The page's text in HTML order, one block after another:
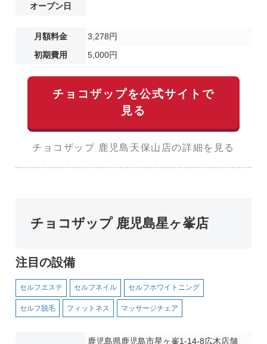
オープン日
月額料金
3,278円
初期費用
5,000円
チョコザップを公式サイトで
見る
チョコザップ 鹿児島天保山店の詳細を見る
チョコザップ 鹿児島星ヶ峯店
注目の設備
セルフエステ セルフネイル セルフホワイトニング
セルフ脱毛 フィットネス マッサージチェア
鹿児島県鹿児島市星ヶ峯1-14-8広木店舗